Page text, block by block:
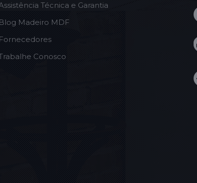
Técnica e Garantia
Blog Madeiro MDF
Fornecedores
Conosco